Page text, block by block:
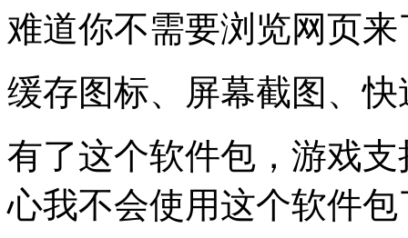
难道你不需要浏览网页
缓存图标、屏幕截图、
有了这个软件包，游戏
心我不会使用这个软件包